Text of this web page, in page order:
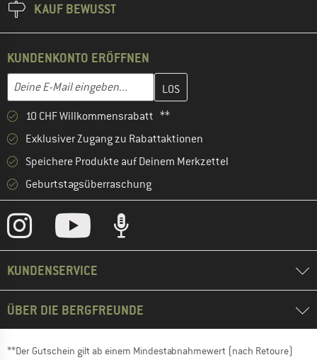
KAUF BEWUSST
KUNDENKONTO ERÖFFNEN
E-Mail-Adresse
Gib hier deine E-Mail-Adresse ein und erstelle im nächsten
10 CHF Willkommensrabatt **
Exklusiver Zugang zu Rabattaktionen
Speichere Produkte auf Deinem Merkzettel
Geburtstagsüberraschung
KUNDENSERVICE
ÜBER DIE BERGFREUNDE
**Der Gutschein gilt ab einem Mindestabnahmewert (nach Retoure)